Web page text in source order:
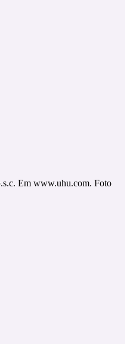
Em www.uhu.com. Foto